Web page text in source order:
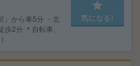
」から車5分 ・北
2分 ＊自転車、
気になる!